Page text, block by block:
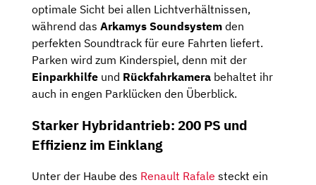
optimale Sicht bei allen Lichtverhältnissen,
während das Arkamys Soundsystem den
perfekten Soundtrack für eure Fahrten liefert.
Parken wird zum Kinderspiel, denn mit der
Einparkhilfe und Rückfahrkamera behaltet ihr
auch in engen Parklücken den Überblick.
Starker Hybridantrieb: 200 PS und
Effizienz im Einklang
Unter der Haube des Renault Rafale steckt ein